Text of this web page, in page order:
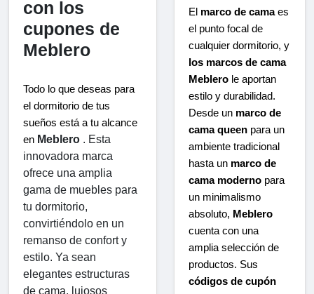
con los
cupones de
Meblero
Todo lo que deseas para
el dormitorio de tus
sueños está a tu alcance
en Meblero . Esta
innovadora marca
ofrece una amplia
gama de muebles para
tu dormitorio,
convirtiéndolo en un
remanso de confort y
estilo. Ya sean
elegantes estructuras
de cama, lujosos
El marco de camaes
el punto focal de
cualquier dormitorio, y
los marcos de cama
Meblero le aportan
estilo y durabilidad.
Desde un marco de
cama queen para un
ambiente tradicional
hasta un marco de
cama moderno para
un minimalismo
absoluto, Meblero
cuenta con una
amplia selección de
productos. Sus
códigos de cupón